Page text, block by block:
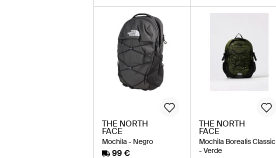
THE NORTH
FACE
Mochila - Negro
99 €
THE NORTH
FACE
Mochila Borealis Classic
- Verde